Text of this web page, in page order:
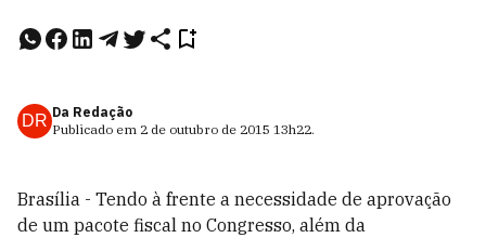
DR Da Redação
Publicado em 2 de outubro de 2015 13h22.
Brasília - Tendo à frente a necessidade de aprovação
de um pacote fiscal no Congresso, além da